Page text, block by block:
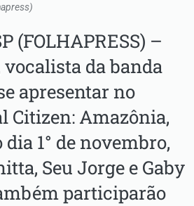
(FOLHAPRESS) –
da banda
apresentar no
Citizen: Amazônia,
1° de novembro,
Seu Jorge e Gaby
participarão